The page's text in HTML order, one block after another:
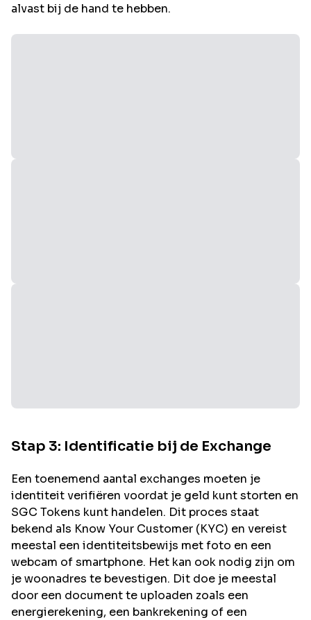
alvast bij de hand te hebben.
Stap 3: Identificatie bij de Exchange
Een toenemend aantal exchanges moeten je
identiteit verifiëren voordat je geld kunt storten en
SGC Tokens kunt handelen. Dit proces staat
bekend als Know Your Customer (KYC) en vereist
meestal een identiteitsbewijs met foto en een
webcam of smartphone. Het kan ook nodig zijn om
je woonadres te bevestigen. Dit doe je meestal
door een document te uploaden zoals een
energierekening, een bankrekening of een